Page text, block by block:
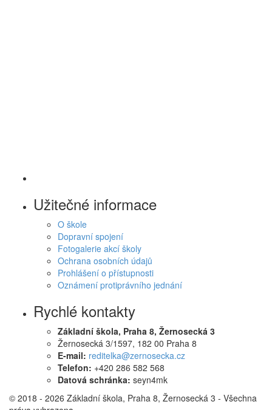
Užitečné informace
O škole
Dopravní spojení
Fotogalerie akcí školy
Ochrana osobních údajů
Prohlášení o přístupnosti
Oznámení protiprávního jednání
Rychlé kontakty
Základní škola, Praha 8, Žernosecká 3
Žernosecká 3/1597, 182 00 Praha 8
E-mail: reditelka@zernosecka.cz
Telefon: +420 286 582 568
Datová schránka: seyn4mk
© 2018 - 2026 Základní škola, Praha 8, Žernosecká 3 - Všechna